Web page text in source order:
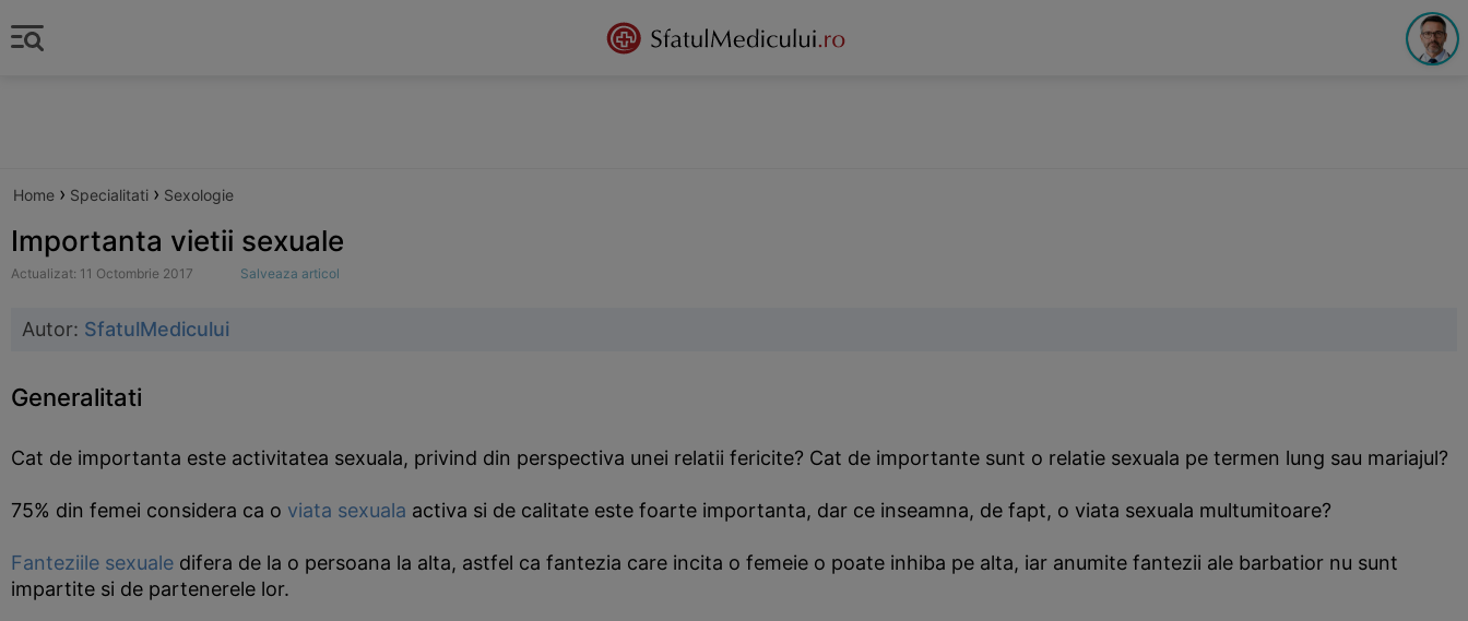
Home › Specialitati › Sexologie
Importanta vietii sexuale
Actualizat: 11 Octombrie 2017 Salveaza articol
Autor: SfatulMedicului
Generalitati
Cat de importanta este activitatea sexuala, privind din perspectiva unei relatii fericite? Cat de importante sunt o relatie sexuala pe termen lung sau mariajul?
75% din femei considera ca o viata sexuala activa si de calitate este foarte importanta, dar ce inseamna, de fapt, o viata sexuala multumitoare?
Fanteziile sexuale difera de la o persoana la alta, astfel ca fantezia care incita o femeie o poate inhiba pe alta, iar anumite fantezii ale barbatior nu sunt
impartite si de partenerele lor.